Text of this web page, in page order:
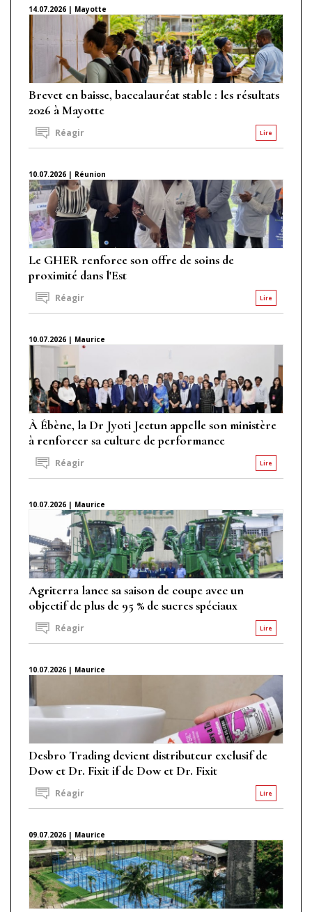
14.07.2026 | Mayotte
Brevet en baisse, baccalauréat stable : les résultats
2026 à Mayotte
Lire
Réagir
10.07.2026 | Réunion
Le GHER renforce son offre de soins de
proximité dans l'Est
Lire
Réagir
10.07.2026 | Maurice
À Ébène, la Dr Jyoti Jeetun appelle son ministère
à renforcer sa culture de performance
Lire
Réagir
10.07.2026 | Maurice
Agriterra lance sa saison de coupe avec un
objectif de plus de 95 % de sucres spéciaux
Lire
Réagir
10.07.2026 | Maurice
Desbro Trading devient distributeur exclusif de
Dow et Dr. Fixit if de Dow et Dr. Fixit
Lire
Réagir
09.07.2026 | Maurice